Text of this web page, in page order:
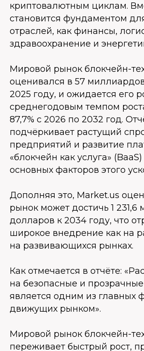
криптовалютным циклам.
становится фундаментом
отраслей, как финансы,
здравоохранение и
Мировой рынок блокчейн-
оценивался в 57
2025 году, и ожидается его
среднегодовым темпом
87,7% с 2026 по 2032 год.
подчёркивает растущий
предприятий и развитие
«блокчейн как услуга»
основных факторов этого
Дополняя это, Market.us
рынок может достичь 1 231,6
долларов к 2034 году, что
широкое внедрение как на
на развивающихся рынках.
Как отмечается в отчёте:
на безопасные и
является одним из главных
движущих рынком».
Мировой рынок блокчейн-
переживает быстрый рост,